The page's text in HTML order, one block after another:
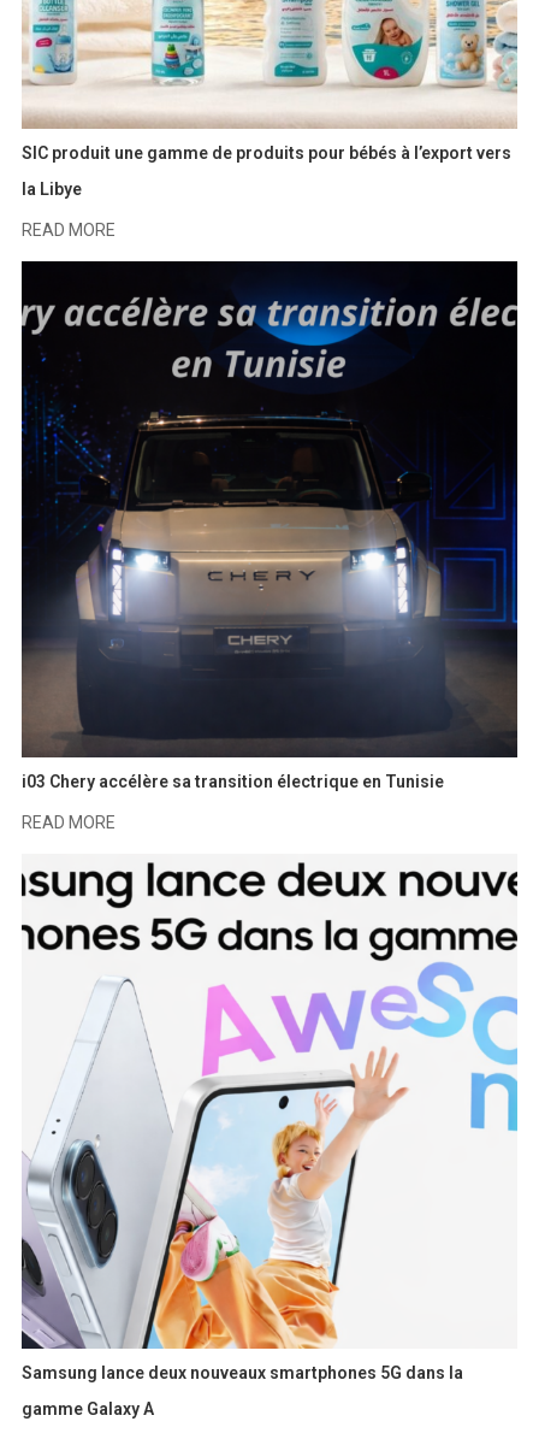
SIC produit une gamme de produits pour bébés à l’export vers
la Libye
READ MORE
i03 Chery accélère sa transition électrique en Tunisie
READ MORE
Samsung lance deux nouveaux smartphones 5G dans la
gamme Galaxy A